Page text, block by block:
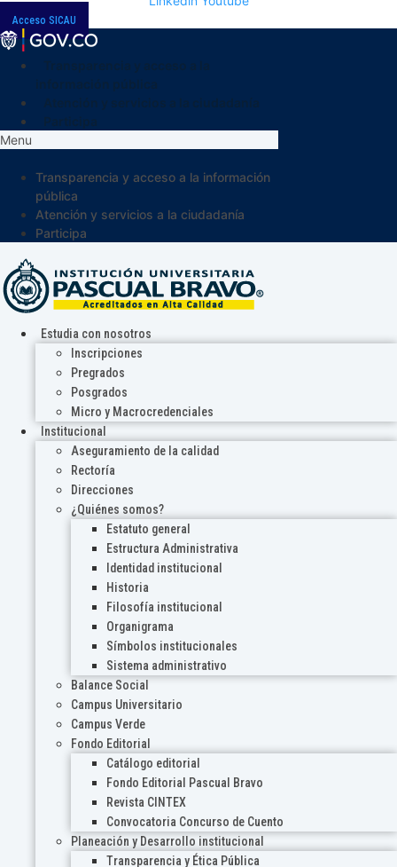
Acceso SICAU
Menu
Transparencia y acceso a la información
pública
Atención y servicios a la ciudadanía
Participa
Estudia con nosotros
Inscripciones
Pregrados
Posgrados
Micro y Macrocredenciales
Institucional
Aseguramiento de la calidad
Rectoría
Direcciones
¿Quiénes somos?
Estatuto general
Estructura Administrativa
Identidad institucional
Historia
Filosofía institucional
Organigrama
Símbolos institucionales
Sistema administrativo
Balance Social
Campus Universitario
Campus Verde
Fondo Editorial
Catálogo editorial
Fondo Editorial Pascual Bravo
Revista CINTEX
Convocatoria Concurso de Cuento
Planeación y Desarrollo institucional
Transparencia y Ética Pública